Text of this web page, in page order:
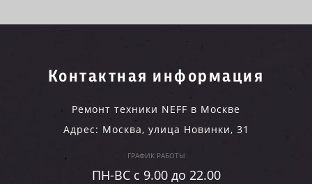
Контактная информация
Ремонт техники NEFF в Москве
Адрес: Москва, улица Новинки, 31
ГРАФИК РАБОТЫ
ПН-ВC c 9.00 до 22.00